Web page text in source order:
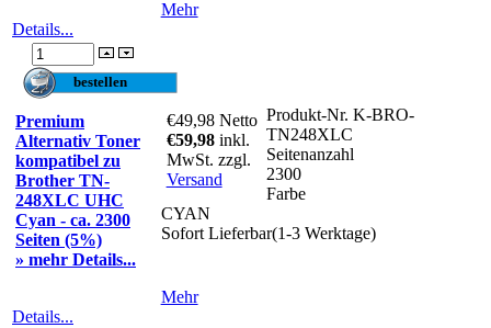
Mehr
Details...
Premium
Alternativ Toner
kompatibel zu
Brother TN-
248XLC UHC
Cyan - ca. 2300
Seiten (5%)
» mehr Details...
€49,98 Netto
€59,98 inkl.
MwSt. zzgl.
Versand
Produkt-Nr. K-BRO-
TN248XLC
Seitenanzahl
2300
Farbe
CYAN
Sofort Lieferbar(1-3 Werktage)
Mehr
Details...